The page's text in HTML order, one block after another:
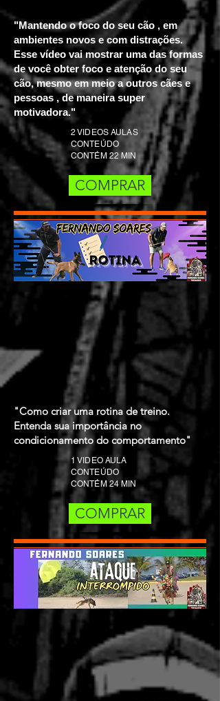
"Mantendo o foco do seu cão , em
ambientes novos e com distrações.
Esse vídeo vai mostrar uma das formas
de você obter foco e atenção do seu
cão, mesmo em meio a outros cães e
pessoas , de maneira super
motivadora."
2 VIDEOS AULAS
CONTEÚDO
CONTÉM 22 MIN
COMPRAR
"Como criar uma rotina de treino.
Entenda sua importância no
condicionamento do comportamento"
1 VIDEO AULA
CONTEÚDO
CONTÉM 24 MIN
COMPRAR